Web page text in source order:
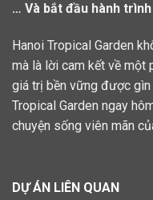
… Và bắt đầu hành
Hanoi Tropical Garden
mà là lời cam kết về một
giá trị bền vững được
Tropical Garden ngay
chuyện sống viên mãn
DỰ ÁN LIÊN QUAN